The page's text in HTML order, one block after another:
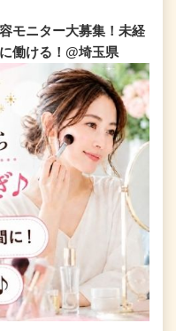
モニター大募集！未経
働ける！@埼玉県